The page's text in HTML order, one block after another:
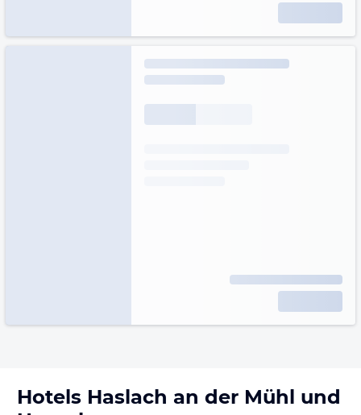
Hotels Haslach an der Mühl und